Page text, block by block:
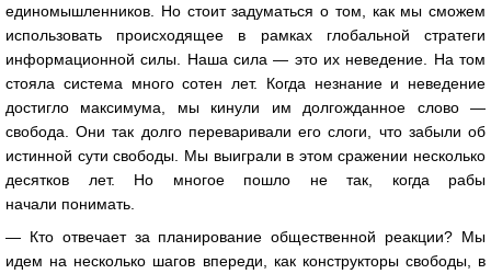
единомышленников. Но стоит задуматься о том, как мы сможем
использовать происходящее в рамках глобальной стратеги
информационной силы. Наша сила — это их неведение. На том
стояла система много сотен лет. Когда незнание и неведение
достигло максимума, мы кинули им долгожданное слово —
свобода. Они так долго переваривали его слоги, что забыли об
истинной сути свободы. Мы выиграли в этом сражении несколько
десятков лет. Но многое пошло не так, когда рабы
начали понимать.
— Кто отвечает за планирование общественной реакции? Мы
идем на несколько шагов впереди, как конструкторы свободы, в